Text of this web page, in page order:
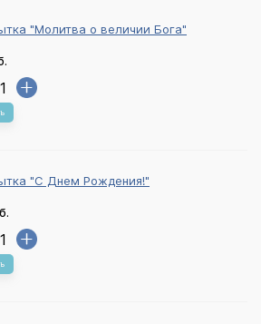
"Молитва о величии Бога"
"С Днем Рождения!"